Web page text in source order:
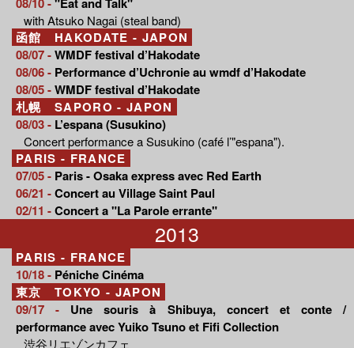
with Atsuko Nagai (steal band)
函館 HAKODATE - JAPON
08/07 -WMDF festival d’Hakodate
08/06 - Performance d’Uchronie au wmdf d’Hakodate
08/05 -WMDF festival d’Hakodate
札幌 SAPORO - JAPON
08/03 - L’espana (Susukino)
Concert performance a Susukino (café l’"espana").
PARIS - FRANCE
07/05 - Paris - Osaka express avec Red Earth
06/21 -Concert au Village Saint Paul
02/11 -Concert a "La Parole errante"
2013
PARIS - FRANCE
10/18 - Péniche Cinéma
東京 TOKYO - JAPON
09/17 - Une souris à Shibuya, concert et conte /
performance avec Yuiko Tsuno et Fifi Collection
渋谷リエゾンカフェ